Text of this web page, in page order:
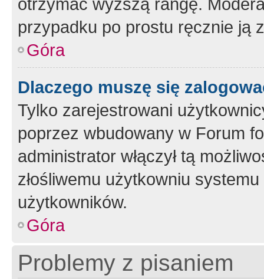
przypadku po prostu ręcznie ją
Góra
Dlaczego muszę się
Tylko zarejestrowani
poprzez wbudowany w Forum
administrator włączył tą
złośliwemu użytkowniu
użytkowników.
Góra
Problemy z pisaniem